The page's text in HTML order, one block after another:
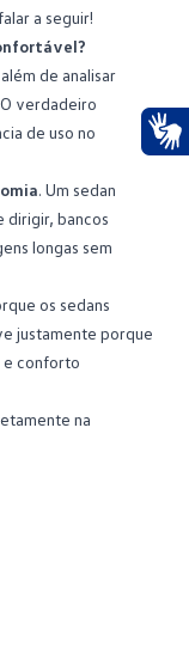
a seguir!
de analisar
verdadeiro
de uso no
. Um sedan
bancos
longas sem
os sedans
justamente porque
e conforto
na